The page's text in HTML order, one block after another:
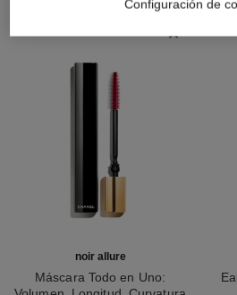
noir allure
Máscara Todo en Uno:
Configuración de